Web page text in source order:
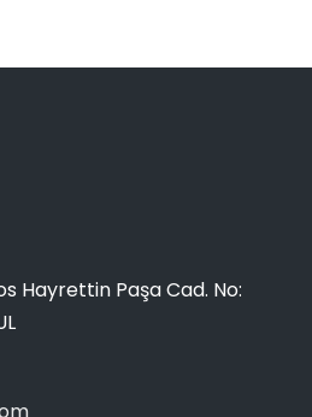
Hayrettin Paşa Cad. No: